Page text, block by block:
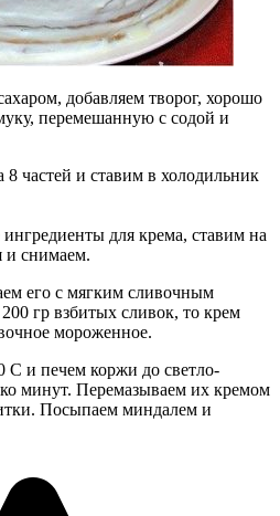
добавляем творог, хорошо
перемешанную с содой и
частей и ставим в холодильник
для крема, ставим на
и снимаем.
его с мягким сливочным
гр взбитых сливок, то крем
мороженное.
С и печем коржи до светло-
минут. Перемазываем их кремом
Посыпаем миндалем и